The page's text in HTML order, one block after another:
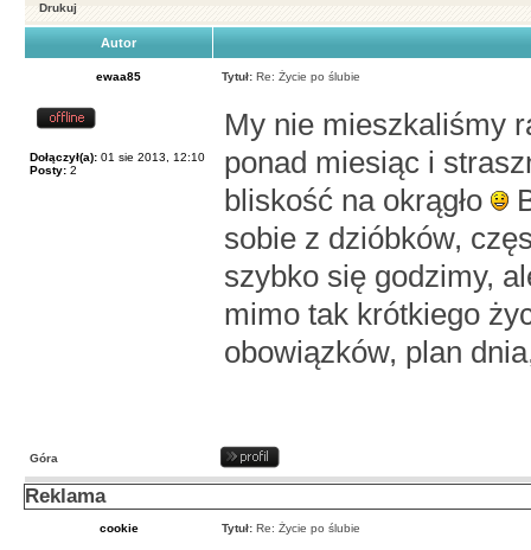
Drukuj
Autor
ewaa85 Tytuł: Re: Życie po ślubie
Dołączył(a): 01 sie 2013, 12:10
Posty: 2
My nie mieszkaliśmy
ponad miesiąc i
bliskość na okrągło
sobie z dzióbków,
szybko się godzimy,
mimo tak krótkiego
obowiązków, plan
Góra
Reklama
cookie Tytuł: Re: Życie po ślubie